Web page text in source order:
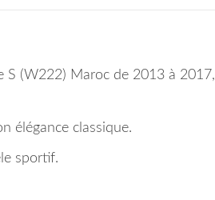
S (W222) Maroc de 2013 à 2017,
élégance classique.
sportif.